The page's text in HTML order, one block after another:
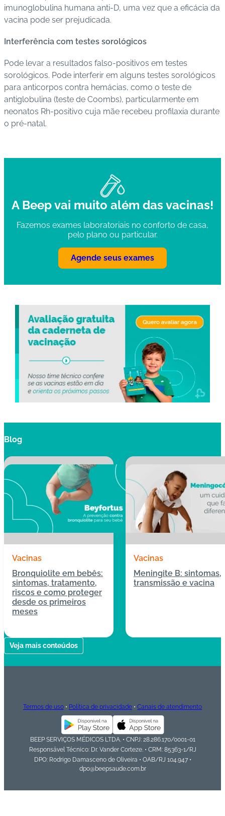
imunoglobulina humana anti-D, uma vez que a eficácia da
vacina pode ser prejudicada.
Interferência com testes sorológicos
Pode levar a resultados falso-positivos em testes
sorológicos. Pode interferir em alguns testes sorológicos
para anticorpos contra hemácias, como o teste de
antiglobulina (teste de Coombs), particularmente em
neonatos Rh-positivo cuja mãe recebeu profilaxia durante
o pré-natal.
A Beep vai muito além das vacinas!
Fazemos exames laboratoriais no conforto de casa,
pelo plano ou particular.
Agende seus exames
Blog
Vacinas
Bronquiolite em bebês:
sintomas, tratamento,
riscos e como proteger
desde os primeiros
meses
Vacinas
Meningite B: sintomas,
transmissão e vacina
Veja mais conteúdos
Termos de uso • Política de privacidade • Canais de atendimento
BEEP SERVIÇOS MÉDICOS LTDA. • CNPJ: 28.286.170/0001-01
Responsável Técnico: Dr. Vander Corteze. • CRM: 85363-1/RJ
DPO: Rodrigo Damasceno de Oliveira • OAB/RJ 104.947 •
dpo@beepsaude.com.br